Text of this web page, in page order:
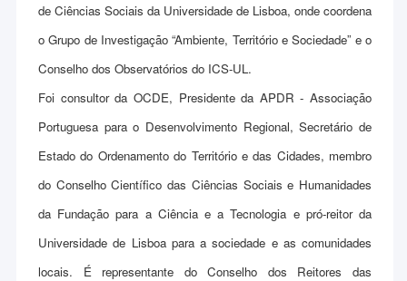
de Ciências Sociais da Universidade de Lisboa, onde coordena
o Grupo de Investigação “Ambiente, Território e Sociedade” e o
Conselho dos Observatórios do ICS-UL.
Foi consultor da OCDE, Presidente da APDR - Associação
Portuguesa para o Desenvolvimento Regional, Secretário de
Estado do Ordenamento do Território e das Cidades, membro
do Conselho Científico das Ciências Sociais e Humanidades
da Fundação para a Ciência e a Tecnologia e pró-reitor da
Universidade de Lisboa para a sociedade e as comunidades
locais. É representante do Conselho dos Reitores das